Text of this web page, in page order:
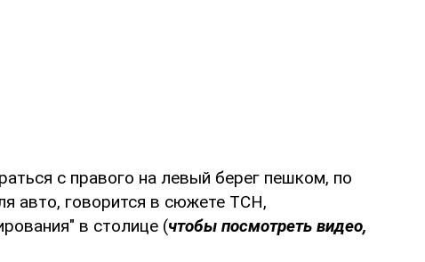
с правого на левый берег пешком, по
авто, говорится в сюжете ТСН,
в столице (чтобы посмотреть видео,